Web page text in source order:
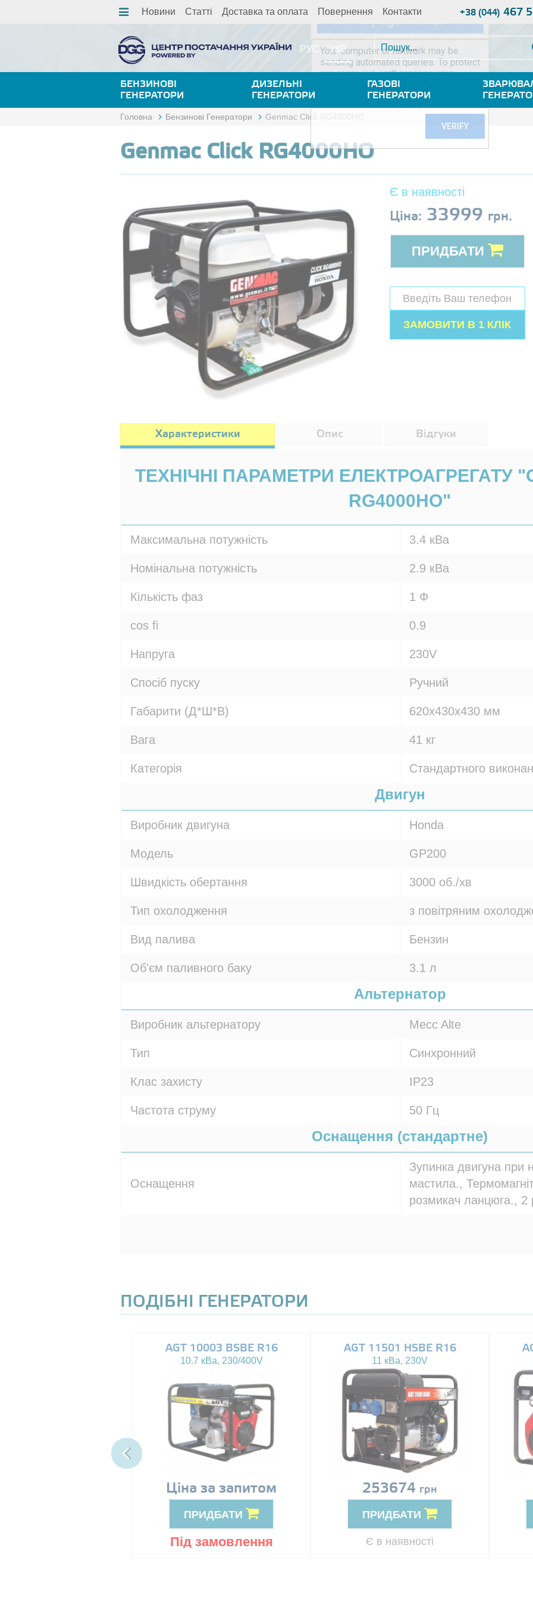
Новини Статті Доставка та оплата Повернення Контакти +38 (044) 467
РУС УКР
БЕНЗИНОВІ
ГЕНЕРАТОРИ
ДИЗЕЛЬНІ
ГЕНЕРАТОРИ
ГАЗОВІ
ГЕНЕРАТОРИ
Головна Бензинові Генератори Genmac Click RG4000HO
Genmac Click RG4000HO
Є в наявності
Ціна: 33999 грн.
ПРИДБАТИ
Характеристики Опис Відгуки
ТЕХНІЧНІ ПАРАМЕТРИ ЕЛЕКТРОАГРЕГАТУ
RG4000HO"
Максимальна потужність 3.4 кВа
Номінальна потужність 2.9 кВа
Кількість фаз 1 Ф
cos fi 0.9
Напруга 230V
Спосіб пуску Ручний
Габарити (Д*Ш*В) 620х430х430 мм
Вага 41 кг
Категорія Стандартного
Двигун
Виробник двигуна Honda
Модель GP200
Швидкість обертання 3000 об./хв
Тип охолодження з повітряним
Вид палива Бензин
Об'єм паливного баку 3.1 л
Альтернатор
Виробник альтернатору Mecc Alte
Тип Синхронний
Клас захисту IP23
Частота струму 50 Гц
Оснащення (стандартне)
Оснащення
Зупинка двигуна при
мастила.,
розмикач ланцюга., 2
ПОДІБНІ ГЕНЕРАТОРИ
AGT 10003 BSBE R16
10.7 кВа, 230/400V
Ціна за запитом
ПРИДБАТИ
Під замовлення
AGT 11501 HSBE R16
11 кВа, 230V
253674 грн
ПРИДБАТИ
Є в наявності